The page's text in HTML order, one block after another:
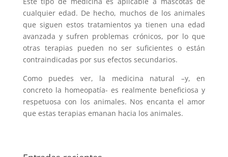
cualquier edad. De hecho, muchos de los animales
que siguen estos tratamientos ya tienen una edad
avanzada y sufren problemas crónicos, por lo que
otras terapias pueden no ser suficientes o están
contraindicadas por sus efectos secundarios.
Como puedes ver, la medicina natural –y, en
concreto la homeopatía- es realmente beneficiosa y
respetuosa con los animales. Nos encanta el amor
que estas terapias emanan hacia los animales.